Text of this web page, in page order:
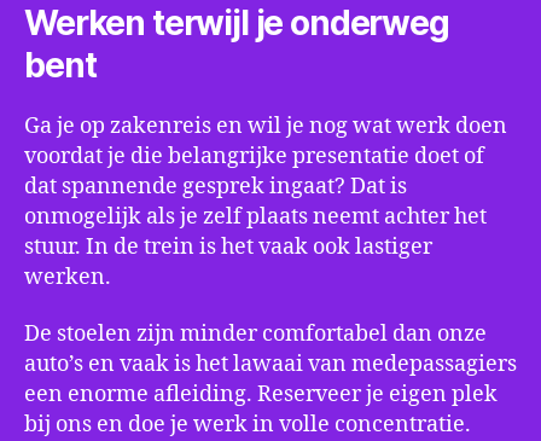
Werken terwijl je onderweg
bent
Ga je op zakenreis en wil je nog wat werk doen
voordat je die belangrijke presentatie doet of
dat spannende gesprek ingaat? Dat is
onmogelijk als je zelf plaats neemt achter het
stuur. In de trein is het vaak ook lastiger
werken.
De stoelen zijn minder comfortabel dan onze
auto’s en vaak is het lawaai van medepassagiers
een enorme afleiding. Reserveer je eigen plek
bij ons en doe je werk in volle concentratie.